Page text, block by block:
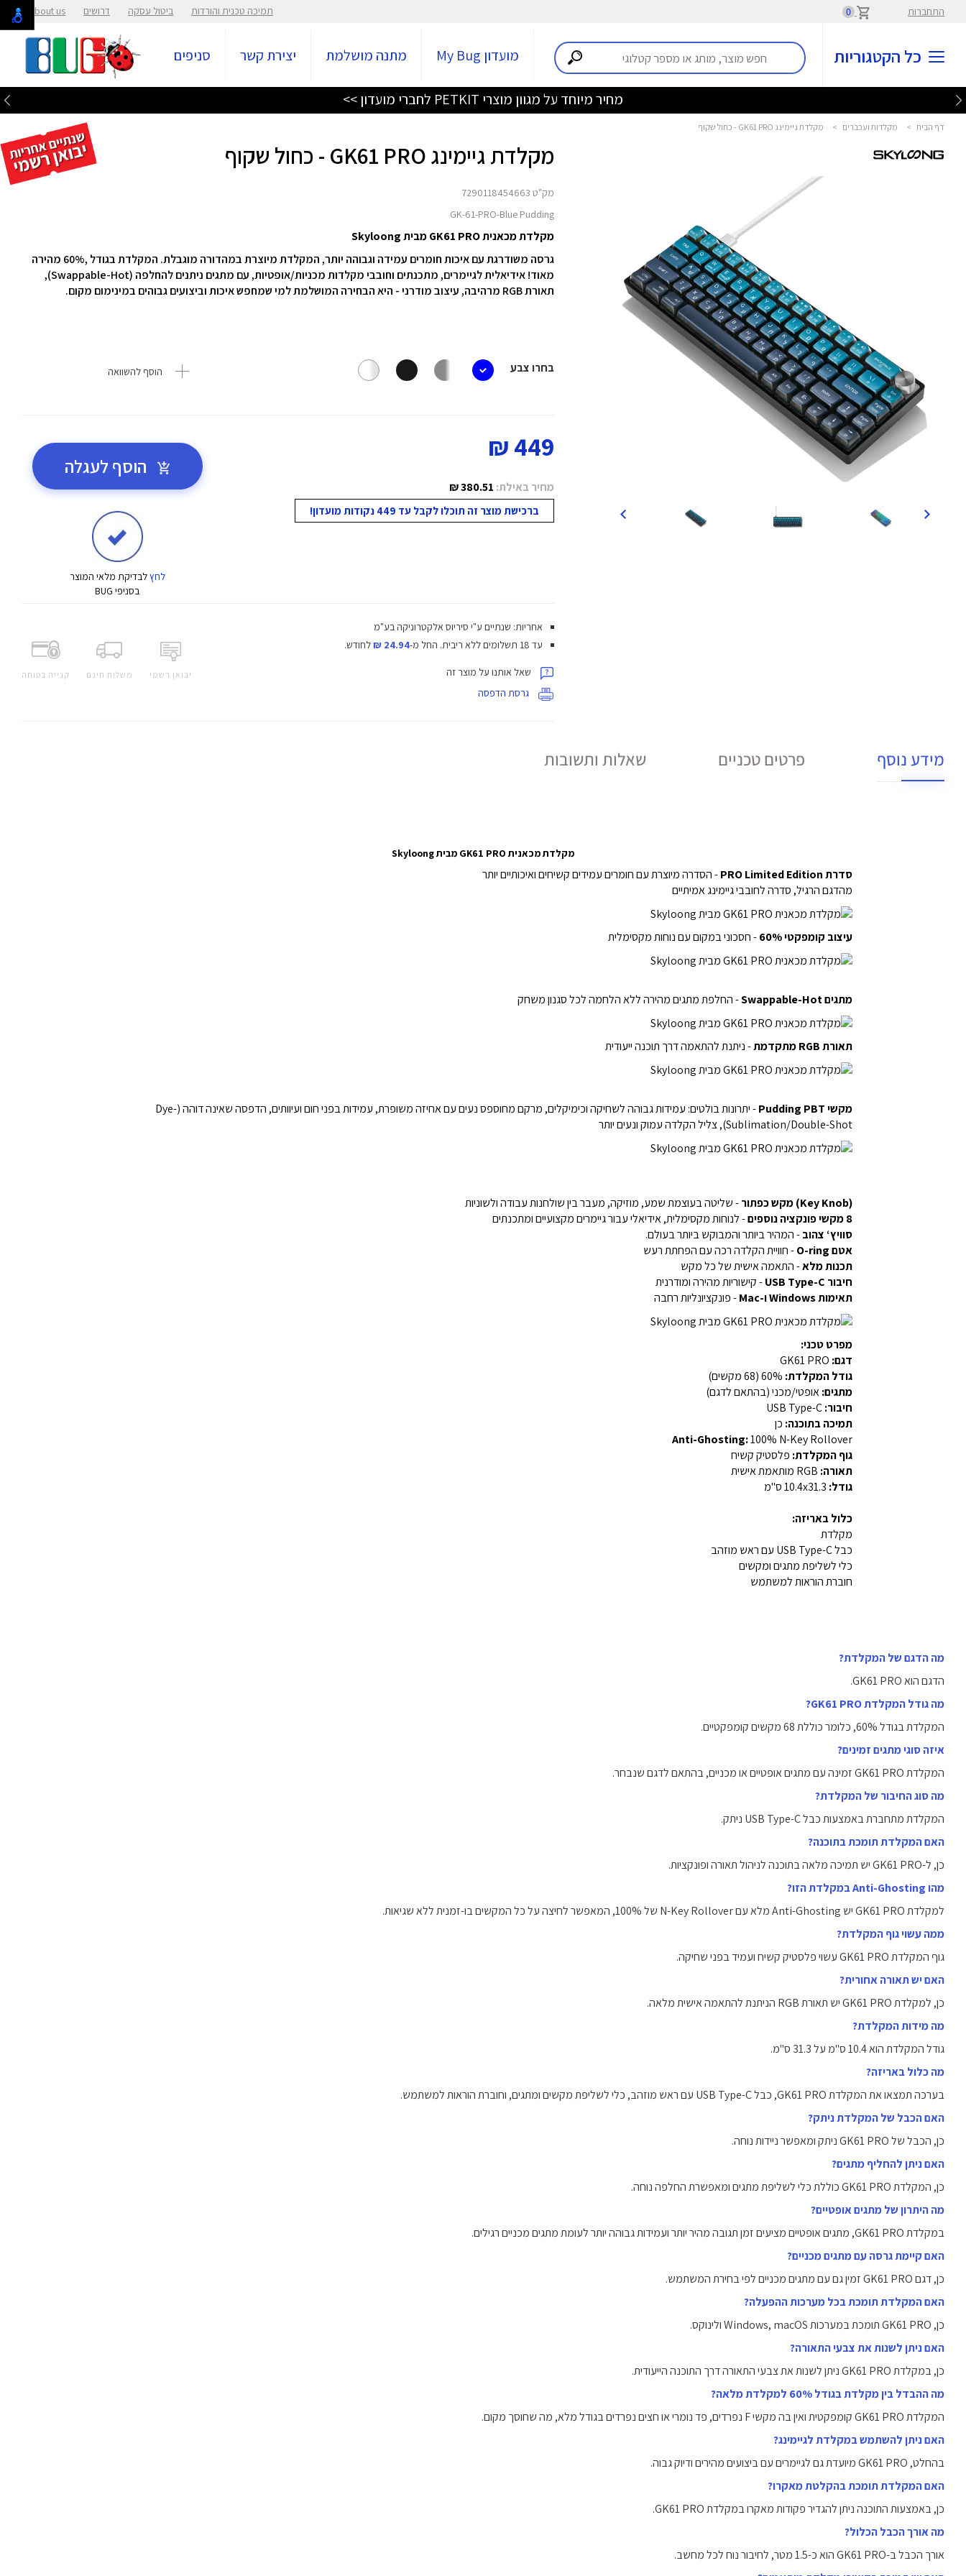
התחברות 0 תמיכה טכנית והורדות ביטול עסקה דרושים About us
כל הקטגוריות מועדון My Bug מתנה מושלמת יצירת קשר סניפים
מחיר מיוחד על מגוון מוצרי PETKIT לחברי מועדון >>
דף הבית > מקלדות ועכברים > מקלדת גיימינג GK61 PRO - כחול שקוף
מקלדת גיימינג GK61 PRO - כחול שקוף
מק"ט 7290118454663
GK-61-PRO-Blue Pudding
מקלדת מכאנית GK61 PRO מבית Skyloong
גרסה משודרגת עם איכות חומרים עמידה וגבוהה יותר, המקלדת מיוצרת במהדורה מוגבלת. המקלדת בגודל ,60% מהירה
מאוד! אידיאלית לגיימרים, מתכנתים וחובבי מקלדות מכניות/אופטיות, עם מתגים ניתנים להחלפה (Swappable-Hot),
תאורת RGB מרהיבה, עיצוב מודרני - היא הבחירה המושלמת למי שמחפש איכות וביצועים גבוהים במינימום מקום.
בחרו צבע הוסף להשוואה
449 ₪
מחיר באילת: 380.51 ₪
ברכישת מוצר זה תוכלו לקבל עד 449 נקודות מועדון!
הוסף לעגלה
לחץלבדיקת מלאי המוצר
בסניפי BUG
יבואן רשמי משלוח חינם קנייה בטוחה
אחריות: שנתיים ע"י סיריוס אלקטרוניקה בע"מ
עד 18 תשלומים ללא ריבית.
החל מ-24.94 ₪ לחודש.
שאל אותנו על מוצר זה
גרסת הדפסה
מידע נוסף פרטים טכניים שאלות ותשובות
מקלדת מכאנית GK61 PRO מבית Skyloong
סדרת PRO Limited Edition
- הסדרה מיוצרת עם חומרים עמידים קשיחים ואיכותיים יותר
מהדגם הרגיל, סדרה לחובבי גיימינג אמיתיים
עיצוב קומפקטי 60% - חסכוני במקום עם נוחות מקסימלית
מתגים Swappable-Hot - החלפת מתגים מהירה ללא הלחמה לכל סגנון משחק
תאורת RGB מתקדמת - ניתנת להתאמה דרך תוכנה ייעודית
מקשי Pudding PBT
- יתרונות בולטים: עמידות גבוהה לשחיקה וכימיקלים, מרקם מחוספס נעים עם אחיזה משופרת, עמידות בפני חום ועיוותים, הדפסה שאינה דוהה (Dye-
Sublimation/Double-Shot), צליל הקלדה עמוק ונעים יותר
(Key Knob) מקש כפתור
- שליטה בעוצמת שמע, מוזיקה, מעבר בין שולחנות עבודה ולשוניות
8 מקשי פונקציה נוספים
- לנוחות מקסימלית, אידיאלי עבור גיימרים מקצועיים ומתכנתים
סוויץ‘ צהוב- המהיר ביותר והמבוקש ביותר בעולם.
אטם O-ring
- חוויית הקלדה רכה עם הפחתת רעש
תכנות מלא- התאמה אישית של כל מקש
חיבור USB Type-C
- קישוריות מהירה ומודרנית
תאימות Windows ו-Mac
- פונקציונליות רחבה
מפרט טכני:
דגם:
גודל המקלדת:
מתגים:אופטי/מכני (בהתאם לדגם)
חיבור:USB Type-C
תמיכה בתוכנה: כן
Anti-Ghosting:100% N-Key Rollover
גוף המקלדת: פלסטיק קשיח
תאורה:
גודל:
כלול באריזה:
מקלדת
כבל USB Type-C עם ראש מוזהב
כלי לשליפת מתגים ומקשים
חוברת הוראות למשתמש
מה הדגם של המקלדת?
הדגם הוא GK61 PRO.
מה גודל המקלדת GK61 PRO?
המקלדת בגודל 60%, כלומר כוללת 68 מקשים קומפקטיים.
איזה סוגי מתגים זמינים?
המקלדת GK61 PRO זמינה עם מתגים אופטיים או מכניים, בהתאם לדגם שנבחר.
מה סוג החיבור של המקלדת?
המקלדת מתחברת באמצעות כבל USB Type-C ניתק.
האם המקלדת תומכת בתוכנה?
כן, ל-GK61 PRO יש תמיכה מלאה בתוכנה לניהול תאורה ופונקציות.
מהו Anti-Ghosting במקלדת הזו?
למקלדת GK61 PRO יש Anti-Ghosting מלא עם N-Key Rollover של 100%, המאפשר לחיצה על כל המקשים בו-זמנית ללא שגיאות.
ממה עשוי גוף המקלדת?
גוף המקלדת GK61 PRO עשוי פלסטיק קשיח ועמיד בפני שחיקה.
האם יש תאורה אחורית?
כן, למקלדת GK61 PRO יש תאורת RGB הניתנת להתאמה אישית מלאה.
מה מידות המקלדת?
גודל המקלדת הוא 10.4 ס"מ על 31.3 ס"מ.
מה כלול באריזה?
בערכה תמצאו את המקלדת GK61 PRO, כבל USB Type-C עם ראש מוזהב, כלי לשליפת מקשים ומתגים, וחוברת הוראות למשתמש.
האם הכבל של המקלדת ניתק?
כן, הכבל של GK61 PRO ניתק ומאפשר ניידות נוחה.
האם ניתן להחליף מתגים?
כן, המקלדת GK61 PRO כוללת כלי לשליפת מתגים ומאפשרת החלפה נוחה.
מה היתרון של מתגים אופטיים?
במקלדת GK61 PRO, מתגים אופטיים מציעים זמן תגובה מהיר יותר ועמידות גבוהה יותר לעומת מתגים מכניים רגילים.
האם קיימת גרסה עם מתגים מכניים?
כן, דגם GK61 PRO זמין גם עם מתגים מכניים לפי בחירת המשתמש.
האם המקלדת תומכת בכל מערכות ההפעלה?
כן, GK61 PRO תומכת במערכות Windows, macOS ולינוקס.
האם ניתן לשנות את צבעי התאורה?
כן, במקלדת GK61 PRO ניתן לשנות את צבעי התאורה דרך התוכנה הייעודית.
מה ההבדל בין מקלדת בגודל 60% למקלדת מלאה?
המקלדת GK61 PRO קומפקטית ואין בה מקשי F נפרדים, פד נומרי או חצים נפרדים בגודל מלא, מה שחוסך מקום.
האם ניתן להשתמש במקלדת לגיימינג?
בהחלט, GK61 PRO מיועדת גם לגיימרים עם ביצועים מהירים ודיוק גבוה.
האם המקלדת תומכת בהקלטת מאקרו?
כן, באמצעות התוכנה ניתן להגדיר פקודות מאקרו במקלדת GK61 PRO.
מה אורך הכבל הכלול?
אורך הכבל ב-GK61 PRO הוא כ-1.5 מטר, לחיבור נוח לכל מחשב.